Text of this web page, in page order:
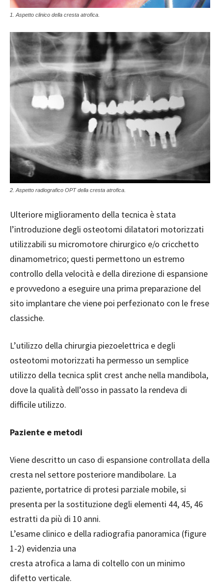
1. Aspetto clinico della cresta atrofica.
2. Aspetto radiografico OPT della cresta atrofica.
Ulteriore miglioramento della tecnica è stata
l’introduzione degli osteotomi dilatatori motorizzati
utilizzabili su micromotore chirurgico e/o cricchetto
dinamometrico; questi permettono un estremo
controllo della velocità e della direzione di espansione
e provvedono a eseguire una prima preparazione del
sito implantare che viene poi perfezionato con le frese
classiche.
L’utilizzo della chirurgia piezoelettrica e degli
osteotomi motorizzati ha permesso un semplice
utilizzo della tecnica split crest anche nella mandibola,
dove la qualità dell’osso in passato la rendeva di
difficile utilizzo.
Paziente e metodi
Viene descritto un caso di espansione controllata della
cresta nel settore posteriore mandibolare. La
paziente, portatrice di protesi parziale mobile, si
presenta per la sostituzione degli elementi 44, 45, 46
estratti da più di 10 anni.
L’esame clinico e della radiografia panoramica (figure
1-2) evidenzia una
cresta atrofica a lama di coltello con un minimo
difetto verticale.